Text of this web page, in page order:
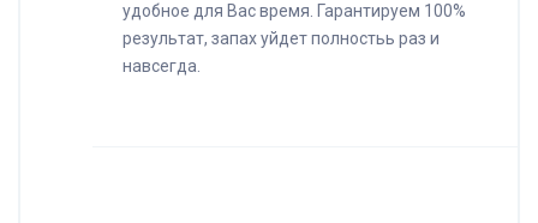
удобное для Вас время. Гарантируем 100%
результат, запах уйдет полностьь раз и
навсегда.